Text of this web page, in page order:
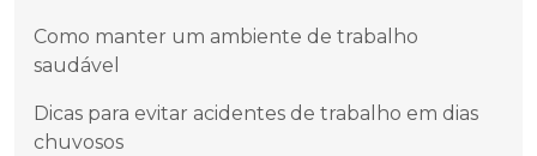
Como manter um ambiente de trabalho
saudável
Dicas para evitar acidentes de trabalho em dias
chuvosos